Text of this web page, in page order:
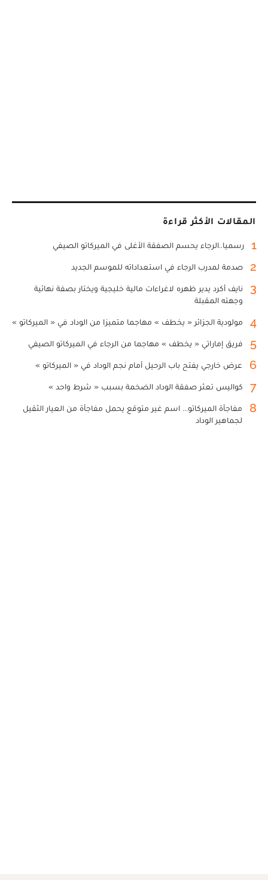
المقالات الأكثر قراءة
1 رسميا..الرجاء يحسم الصفقة الأغلى في الميركاتو الصيفي
2 صدمة لمدرب الرجاء في استعداداته للموسم الجديد
3
نايف أكرد يدير ظهره لاغراءات مالية خليجية ويختار بصفة نهائية
وجهته المقبلة
4 مولودية الجزائر « يخطف » مهاجما متميزا من الوداد في « الميركاتو »
5 فريق إماراتي « يخطف » مهاجما من الرجاء في الميركاتو الصيفي
6 عرض خارجي يفتح باب الرحيل أمام نجم الوداد في « الميركاتو »
7 كواليس تعثر صفقة الوداد الضخمة بسبب « شرط واحد »
8
مفاجأة الميركاتو... اسم غير متوقع يحمل مفاجأة من العيار الثقيل
لجماهير الوداد